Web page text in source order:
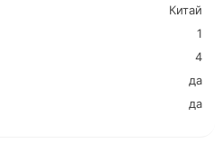
Китай
1
4
да
да